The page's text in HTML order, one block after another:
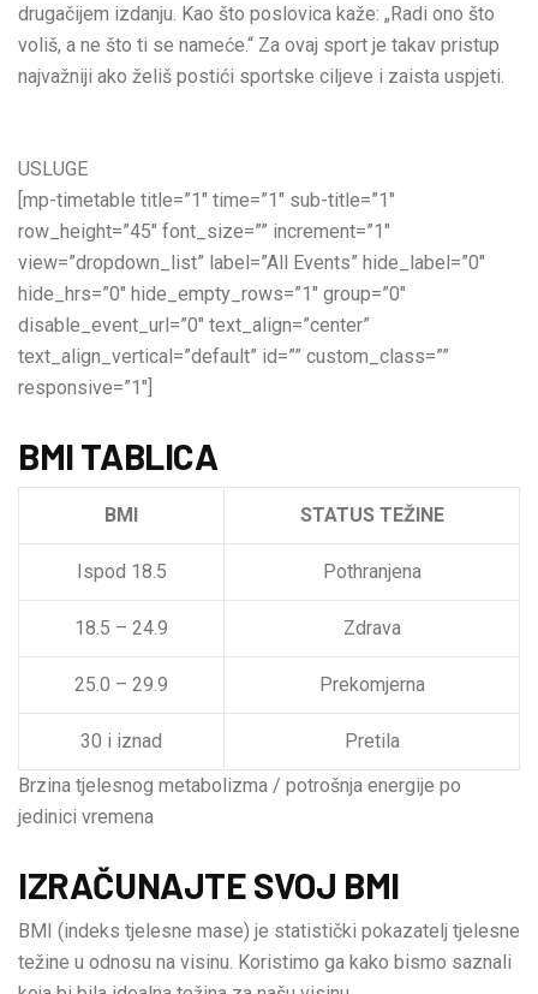
drugačijem izdanju. Kao što poslovica kaže: „Radi ono što
voliš, a ne što ti se nameće.“ Za ovaj sport je takav pristup
najvažniji ako želiš postići sportske ciljeve i zaista uspjeti.
USLUGE
[mp-timetable title=”1″ time=”1″ sub-title=”1″
row_height=”45″ font_size=”” increment=”1″
view=”dropdown_list” label=”All Events” hide_label=”0″
hide_hrs=”0″ hide_empty_rows=”1″ group=”0″
disable_event_url=”0″ text_align=”center”
text_align_vertical=”default” id=”” custom_class=””
responsive=”1″]
BMI TABLICA
BMI STATUS TEŽINE
Ispod 18.5 Pothranjena
18.5 – 24.9 Zdrava
25.0 – 29.9 Prekomjerna
30 i iznad
Pretila
Brzina tjelesnog metabolizma / potrošnja energije po
jedinici vremena
IZRAČUNAJTE SVOJ BMI
BMI (indeks tjelesne mase) je statistički pokazatelj tjelesne
težine u odnosu na visinu. Koristimo ga kako bismo saznali